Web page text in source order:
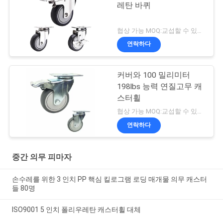
레탄 바퀴
연락하다
커버와 100 밀리미터
198lbs 능력 연질고무 캐
스터휠
협상 가능 MOQ:교섭할 수 있습니다
연락하다
중간 의무 피마자
손수레를 위한 3 인치 PP 핵심 킬로그램 로딩 매개물 의무 캐스터
들 80명
ISO9001 5 인치 폴리우레탄 캐스터휠 대체